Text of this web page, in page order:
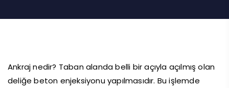
Ankraj nedir? Taban alanda belli bir açıyla açılmış olan
deliğe beton enjeksiyonu yapılmasıdır. Bu işlemde